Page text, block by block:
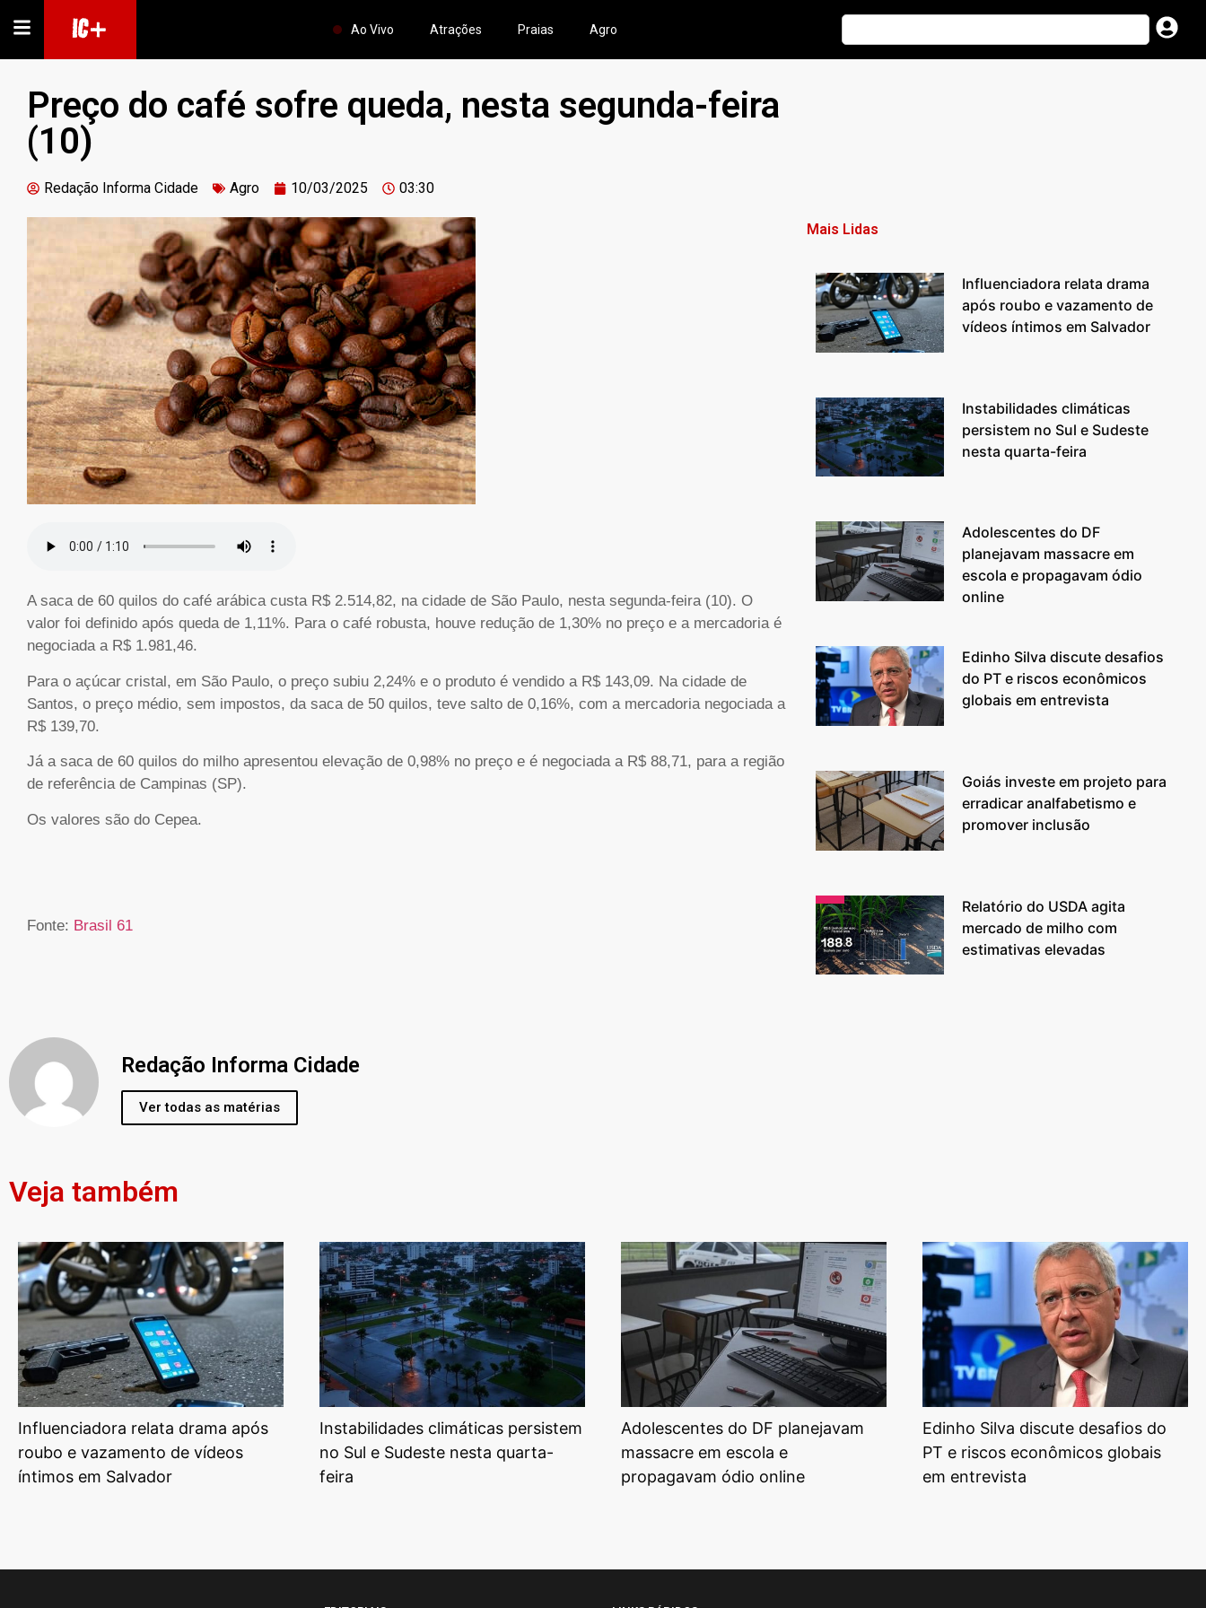
IC+ Ao Vivo Atrações Praias Agro
Preço do café sofre queda, nesta segunda-feira
(10)
Redação Informa Cidade Agro 10/03/2025 03:30
A saca de 60 quilos do café arábica custa R$ 2.514,82, na cidade de São Paulo, nesta segunda-feira (10). O
valor foi definido após queda de 1,11%. Para o café robusta, houve redução de 1,30% no preço e a mercadoria é
negociada a R$ 1.981,46.
Para o açúcar cristal, em São Paulo, o preço subiu 2,24% e o produto é vendido a R$ 143,09. Na cidade de
Santos, o preço médio, sem impostos, da saca de 50 quilos, teve salto de 0,16%, com a mercadoria negociada a
R$ 139,70.
Já a saca de 60 quilos do milho apresentou elevação de 0,98% no preço e é negociada a R$ 88,71, para a região
de referência de Campinas (SP).
Os valores são do Cepea.
Fonte: Brasil 61
Mais Lidas
Influenciadora relata drama
após roubo e vazamento de
vídeos íntimos em Salvador
Instabilidades climáticas
persistem no Sul e Sudeste
nesta quarta-feira
Adolescentes do DF
planejavam massacre em
escola e propagavam ódio
online
Edinho Silva discute desafios
do PT e riscos econômicos
globais em entrevista
Goiás investe em projeto para
erradicar analfabetismo e
promover inclusão
Relatório do USDA agita
mercado de milho com
estimativas elevadas
Redação Informa Cidade
Ver todas as matérias
Veja também
Influenciadora relata drama após
roubo e vazamento de vídeos
íntimos em Salvador
Instabilidades climáticas persistem
no Sul e Sudeste nesta quarta-
feira
Adolescentes do DF planejavam
massacre em escola e
propagavam ódio online
Edinho Silva discute desafios do
PT e riscos econômicos globais
em entrevista